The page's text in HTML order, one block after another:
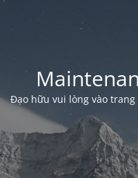
Đạo hữu vui lòng vào